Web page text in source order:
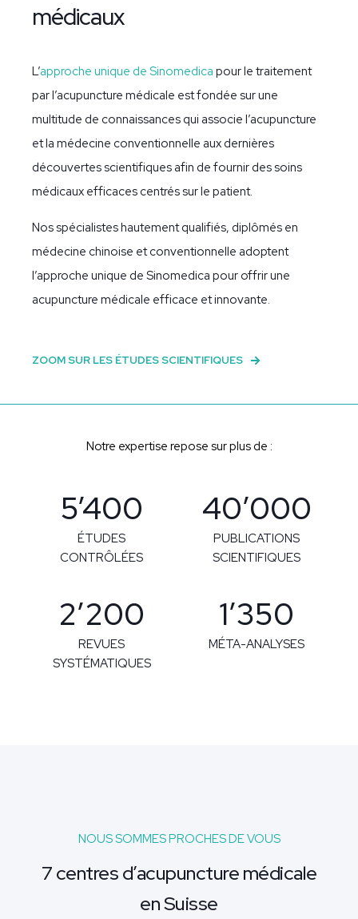
médicaux
L’approche unique de Sinomedica pour le traitement
par l’acupuncture médicale est fondée sur une
multitude de connaissances qui associe l’acupuncture
et la médecine conventionnelle aux dernières
découvertes scientifiques afin de fournir des soins
médicaux efficaces centrés sur le patient.
Nos spécialistes hautement qualifiés, diplômés en
médecine chinoise et conventionnelle adoptent
l’approche unique de Sinomedica pour offrir une
acupuncture médicale efficace et innovante.
ZOOM SUR LES ÉTUDES SCIENTIFIQUES
Notre expertise repose sur plus de :
5’400
ÉTUDES
CONTRÔLÉES
40’000
PUBLICATIONS
SCIENTIFIQUES
2’200
REVUES
SYSTÉMATIQUES
1’350
MÉTA-ANALYSES
NOUS SOMMES PROCHES DE VOUS
7 centres d’acupuncture médicale
en Suisse